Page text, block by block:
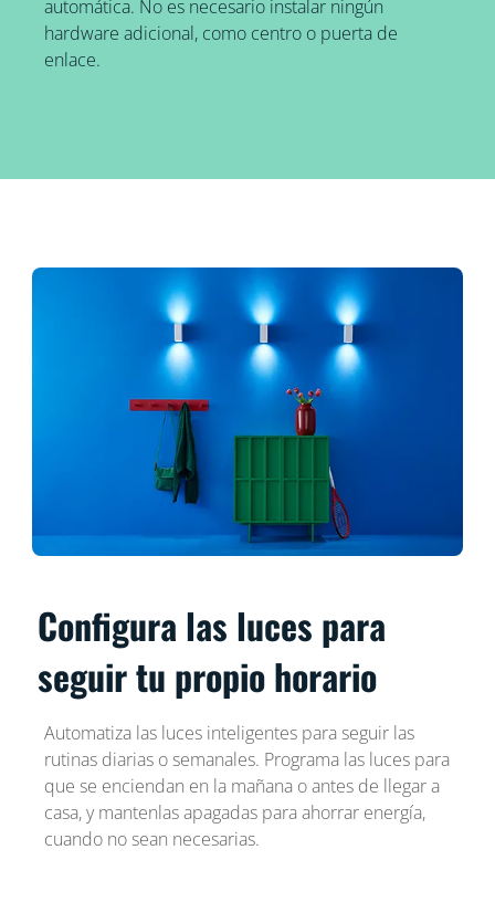
automática. No es necesario instalar ningún
hardware adicional, como centro o puerta de
enlace.
Configura las luces para
seguir tu propio horario
Automatiza las luces inteligentes para seguir las
rutinas diarias o semanales. Programa las luces para
que se enciendan en la mañana o antes de llegar a
casa, y mantenlas apagadas para ahorrar energía,
cuando no sean necesarias.